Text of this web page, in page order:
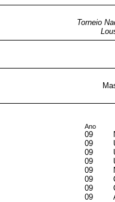
Torneio
Ano
09
09
09
09
09
09
09
09